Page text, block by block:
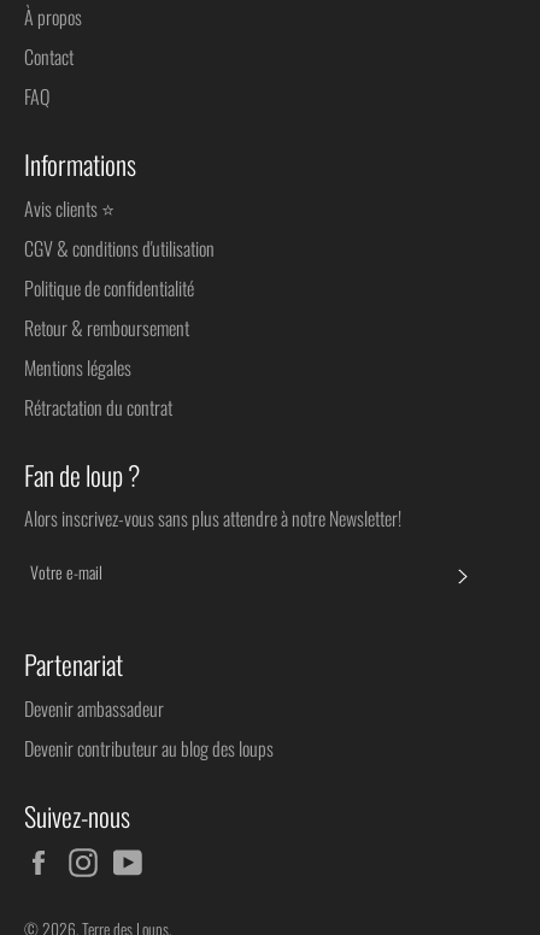
À propos
Contact
FAQ
Informations
Avis clients ⭐
CGV & conditions d'utilisation
Politique de confidentialité
Retour & remboursement
Mentions légales
Rétractation du contrat
Fan de loup ?
Alors inscrivez-vous sans plus attendre à notre Newsletter!
Partenariat
Devenir ambassadeur
Devenir contributeur au blog des loups
Suivez-nous
FacebookInstagram
© 2026,Terre des Loups.